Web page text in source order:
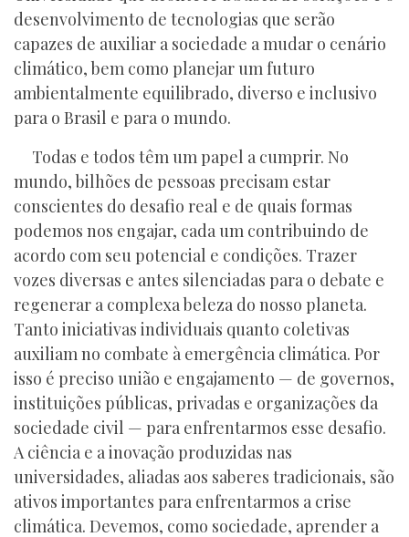
desenvolvimento de tecnologias que serão
capazes de auxiliar a sociedade a mudar o cenário
climático, bem como planejar um futuro
ambientalmente equilibrado, diverso e inclusivo
para o Brasil e para o mundo.
Todas e todos têm um papel a cumprir. No
mundo, bilhões de pessoas precisam estar
conscientes do desafio real e de quais formas
podemos nos engajar, cada um contribuindo de
acordo com seu potencial e condições. Trazer
vozes diversas e antes silenciadas para o debate e
regenerar a complexa beleza do nosso planeta.
Tanto iniciativas individuais quanto coletivas
auxiliam no combate à emergência climática. Por
isso é preciso união e engajamento — de governos,
instituições públicas, privadas e organizações da
sociedade civil — para enfrentarmos esse desafio.
A ciência e a inovação produzidas nas
universidades, aliadas aos saberes tradicionais, são
ativos importantes para enfrentarmos a crise
climática. Devemos, como sociedade, aprender a